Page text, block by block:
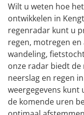
Wilt u weten hoe
ontwikkelen in
regenradar kunt u
regen, motregen
wandeling,
onze radar biedt de
neerslag en regen
weergegevens kunt
de komende uren